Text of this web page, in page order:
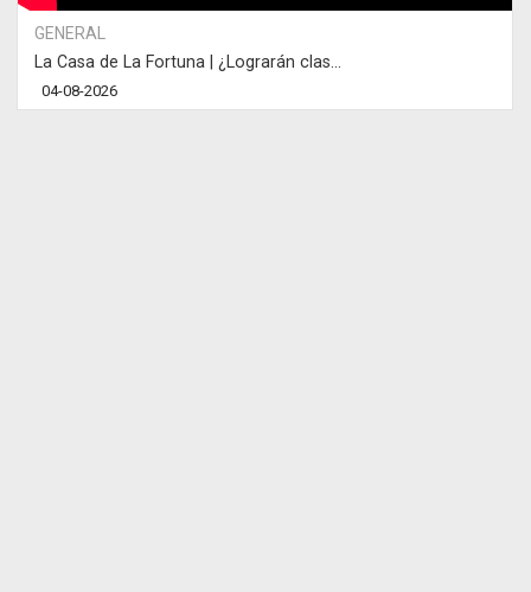
GENERAL
La Casa de La Fortuna | ¿Lograrán clas...
04-08-2026